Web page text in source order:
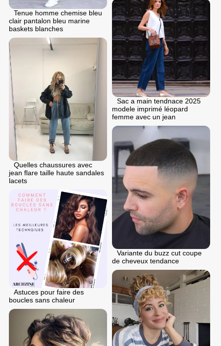
Tenue homme chemise bleu
clair pantalon bleu marine
baskets blanches
Sac a main tendnace 2025
modele imprimé léopard
femme avec un jean
Quelles chaussures avec
jean flare taille haute sandales
lacets
Variante du buzz cut coupe
de cheveux tendance
Astuces pour faire des
boucles sans chaleur